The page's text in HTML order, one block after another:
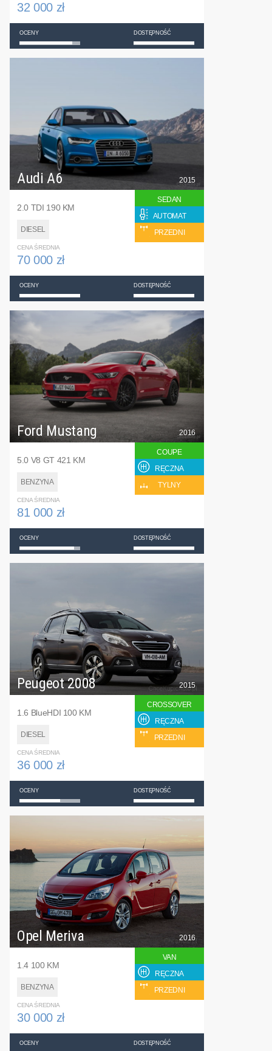
32 000 zł
OCENY DOSTĘPNOŚĆ
Audi A6
2.0 TDI 190 KM
DIESEL
2015
SEDAN
AUTOMAT
PRZEDNI
CENA ŚREDNIA
70 000 zł
OCENY DOSTĘPNOŚĆ
Ford Mustang
5.0 V8 GT 421 KM
BENZYNA
2016
COUPE
RĘCZNA
TYLNY
CENA ŚREDNIA
81 000 zł
OCENY DOSTĘPNOŚĆ
Peugeot 2008
1.6 BlueHDI 100 KM
DIESEL
2015
CROSSOVER
RĘCZNA
PRZEDNI
CENA ŚREDNIA
36 000 zł
OCENY DOSTĘPNOŚĆ
Opel Meriva
1.4 100 KM
BENZYNA
2016
VAN
RĘCZNA
PRZEDNI
CENA ŚREDNIA
30 000 zł
OCENY DOSTĘPNOŚĆ